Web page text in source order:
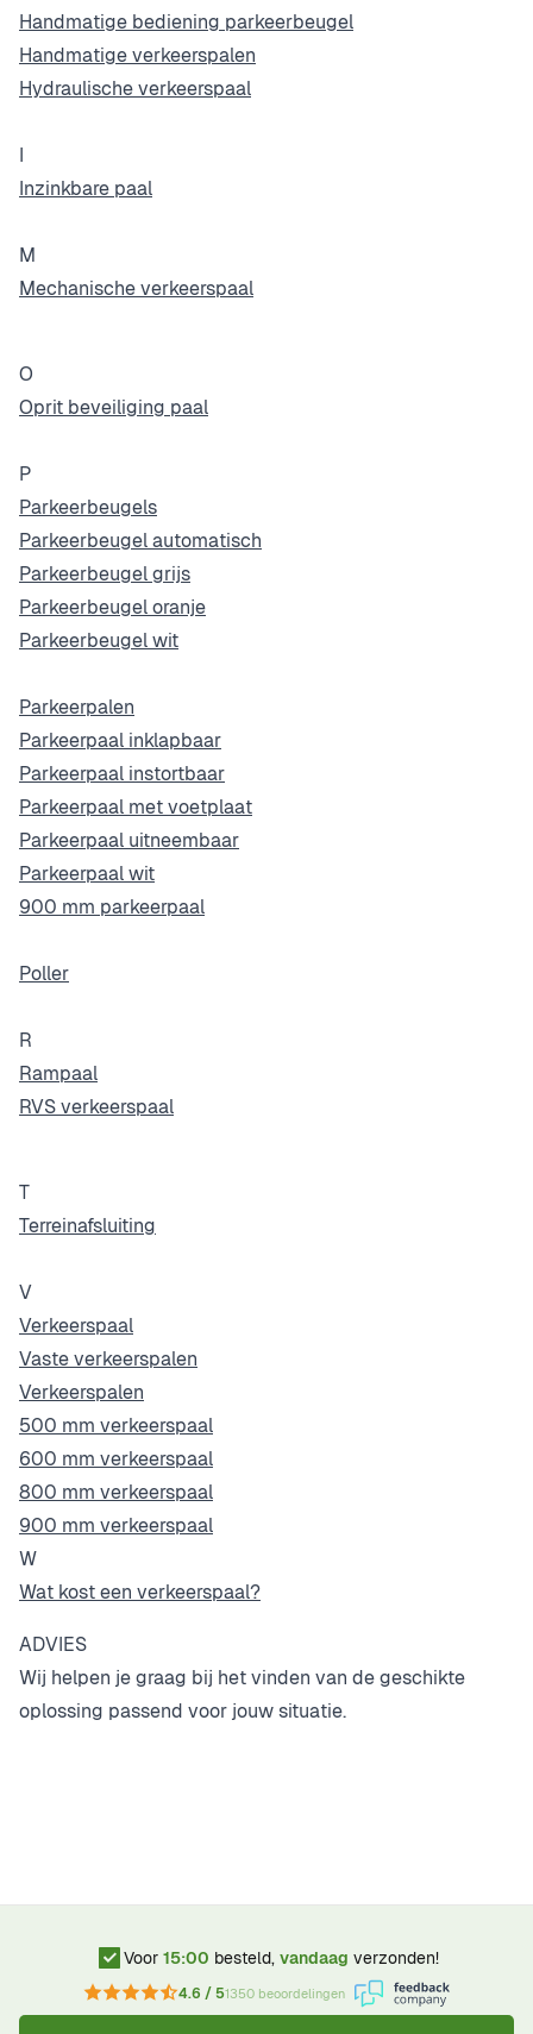
Handmatige bediening parkeerbeugel
Handmatige verkeerspalen
Hydraulische verkeerspaal
I
Inzinkbare paal
M
Mechanische verkeerspaal
O
Oprit beveiliging paal
P
Parkeerbeugels
Parkeerbeugel automatisch
Parkeerbeugel grijs
Parkeerbeugel oranje
Parkeerbeugel wit
Parkeerpalen
Parkeerpaal inklapbaar
Parkeerpaal instortbaar
Parkeerpaal met voetplaat
Parkeerpaal uitneembaar
Parkeerpaal wit
900 mm parkeerpaal
Poller
R
Rampaal
RVS verkeerspaal
T
Terreinafsluiting
V
Verkeerspaal
Vaste verkeerspalen
Verkeerspalen
500 mm verkeerspaal
600 mm verkeerspaal
800 mm verkeerspaal
900 mm verkeerspaal
W
Wat kost een verkeerspaal?
ADVIES
Wij helpen je graag bij het vinden van de geschikte
oplossing passend voor jouw situatie.
Voor 15:00 besteld, vandaag verzonden!
4.6 / 51350 beoordelingen